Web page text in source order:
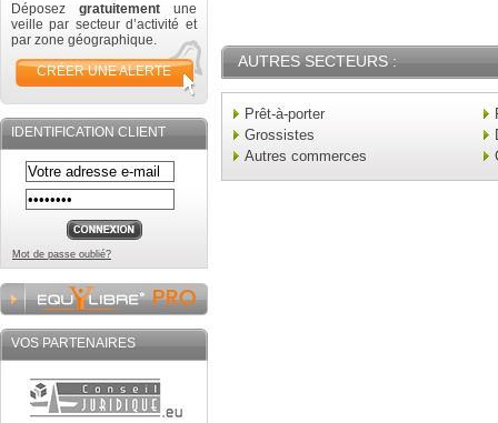
Déposez gratuitement une
veille par secteur d’activité et
par zone géographique.
CRÉER UNE ALERTE
IDENTIFICATION CLIENT
Mot de passe oublié?
VOS PARTENAIRES
AUTRES SECTEURS :
Prêt-à-porter
Grossistes
Autres commerces